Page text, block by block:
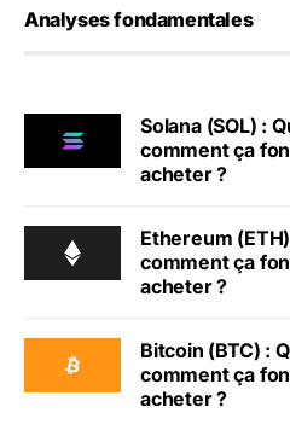
Analyses fondamentales
Solana (SOL) :
comment ça
acheter ?
Ethereum
comment ça
acheter ?
Bitcoin (BTC) :
comment ça
acheter ?